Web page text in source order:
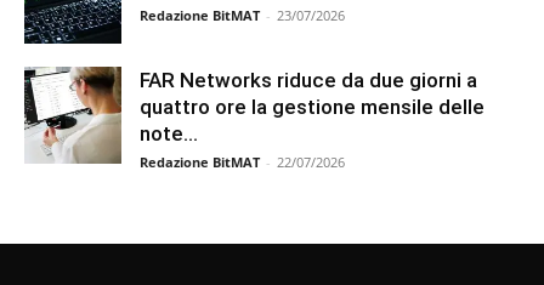
Redazione BitMAT - 23/07/2026
FAR Networks riduce da due giorni a
quattro ore la gestione mensile delle
note...
Redazione BitMAT - 22/07/2026